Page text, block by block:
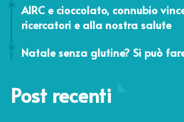
AIRC e cioccolato, connubio
ricercatori e alla nostra salute
Natale senza glutine? Si può
Post recenti